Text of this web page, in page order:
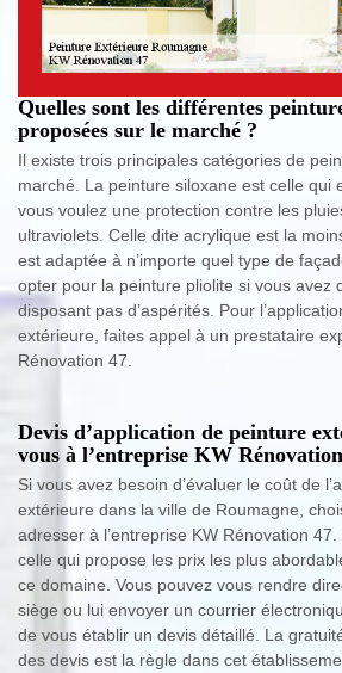
Quelles sont les différentes
proposées sur le marché ?
Il existe trois principales catégories de
marché. La peinture siloxane est celle qui
vous voulez une protection contre les
ultraviolets. Celle dite acrylique est la
est adaptée à n’importe quel type de
opter pour la peinture pliolite si vous avez
disposant pas d’aspérités. Pour
extérieure, faites appel à un prestataire
Rénovation 47.
Devis d’application de peinture
vous à l’entreprise KW
Si vous avez besoin d’évaluer le coût de
extérieure dans la ville de Roumagne,
adresser à l’entreprise KW Rénovation
celle qui propose les prix les plus
ce domaine. Vous pouvez vous rendre
siège ou lui envoyer un courrier
de vous établir un devis détaillé. La
des devis est la règle dans cet